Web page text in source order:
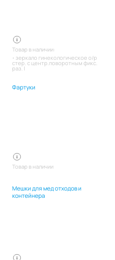
Товар в наличии:
зеркало гинекологическое о/р
стер. с центр.поворотным фикс.
раз. l
Фартуки
Товар в наличии
Мешки для мед отходов и
контейнера